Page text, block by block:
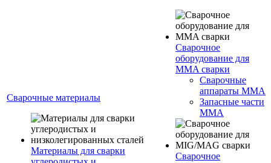
Сварочные материалы
Материалы для сварки
Сварочное
оборудование для
MMA сварки
Сварочные
аппараты MMA
Запасные части
MMA
Сварочное